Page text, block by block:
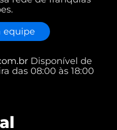
equipe
Disponível de
das 08:00 às 18:00